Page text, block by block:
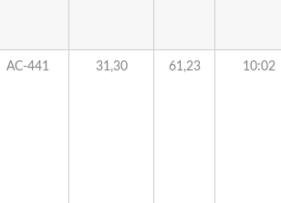
AC-441 31,30 61,23 10:02